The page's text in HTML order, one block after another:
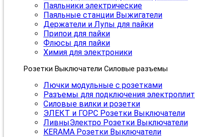
Паяльники электрические
Паяльные станции Выжигатели
Держатели и Лупы для пайки
Припои для пайки
Флюсы для пайки
Химия для электроники
Розетки Выключатели Силовые разъемы
Лючки модульные с розетками
Разъемы для подключения электроплит
Силовые вилки и розетки
ЭЛЕКТ и ГОРС Розетки Выключатели
ЛивныЭлектро Розетки Выключатели
KERAMA Розетки Выключатели